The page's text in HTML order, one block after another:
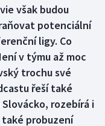
však budou
potenciální
ligy. Co
v týmu až moc
trochu své
řeší také
rozebírá i
probuzení